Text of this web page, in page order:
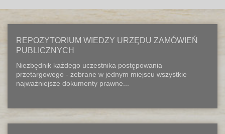
REPOZYTORIUM WIEDZY URZĘDU ZAMÓWIEŃ
PUBLICZNYCH
Niezbędnik każdego uczestnika postępowania
przetargowego - zebrane w jednym miejscu wszystkie
najważniejsze dokumenty prawne...
Klauzula Informacyjna (rozwiń)